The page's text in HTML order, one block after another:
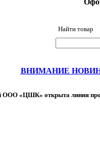
Найти товар
ВНИМАНИЕ
ООО «ЦШК» открыта линия